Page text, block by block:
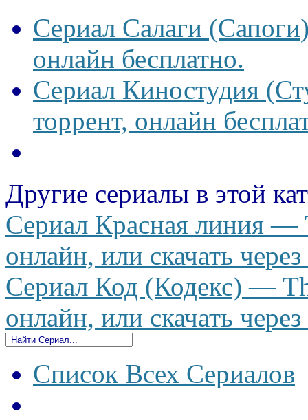
Сериал Салаги
онлайн бесплатно.
Сериал Киностудия
торрент, онлайн
Другие сериалы в этой
Сериал Красная линия —
онлайн, или скачать
Сериал Код (Кодекс) —
онлайн, или скачать
Список Всех Сериалов